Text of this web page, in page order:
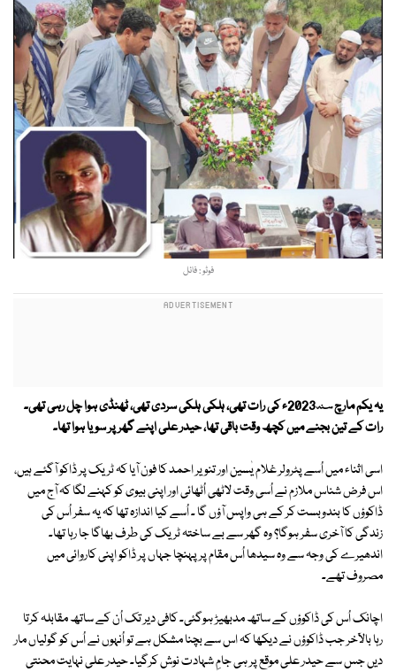
فوٹو : فائل
یہ یکم مارچ 2023؁ء کی رات تھی، ہلکی ہلکی سردی تھی، ٹھنڈی ہوا چل رہی تھی۔
رات کے تین بجنے میں کچھ وقت باقی تھا، حیدر علی اپنے گھر پر سویا ہوا تھا۔
اسی اثناء میں اُسے پٹرولر غلام یٰسین اور تنویر احمد کا فون آیا کہ ٹریک پر ڈاکو آگئے ہیں،
اس فرض شناس ملازم نے اُسی وقت لاٹھی اُٹھائی اور اپنی بیوی کو کہنے لگا کہ آج میں
ڈاکوؤں کا بندوبست کر کے ہی واپس آؤں گا ۔ اُسے کیا اندازہ تھا کہ یہ سفر اُس کی
زندگی کا آخری سفر ہوگا؟ وہ گھر سے بے ساختہ ٹریک کی طرف بھاگا جا رہا تھا۔
اندھیرے کی وجہ سے وہ سیدھا اُس مقام پر پہنچا جہاں پر ڈاکو اپنی کاروائی میں
مصروف تھے۔
اچانک اُس کی ڈاکوؤں کے ساتھ مدبھیڑ ہوگئی۔ کافی دیر تک اُن کے ساتھ مقابلہ کرتا
رہا بالآخر جب ڈاکوؤں نے دیکھا کہ اس سے بچنا مشکل ہے تو اُنہوں نے اُس کو گولیاں مار
دیں جس سے حیدر علی موقع پر ہی جامِ شہادت نوش کرگیا۔ حیدر علی نہایت محنتی